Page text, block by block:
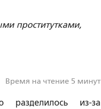
проститутками,
Время на чтение 5 минут
из-за